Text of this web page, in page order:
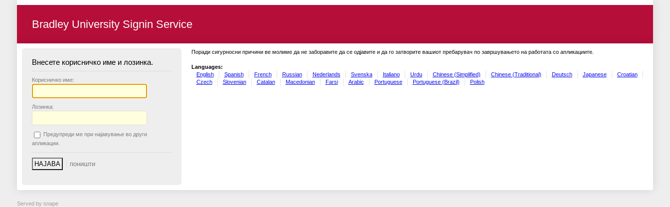
Bradley University Signin Service
Внесете корисничко име и лозинка.
Корисничко име:
Лозинка:
Предупреди ме при најавување во други
апликации.
Поради сигурносни причини ве молиме да не заборавите да се одјавите и да го затворите вашиот пребарувач по завршувањето на работата со апликациите.
Languages:
English
Spanish French Russian Nederlands Svenska Italiano Urdu Chinese (Simplified) Chinese (Traditional) Deutsch Japanese
Croatian
Czech
Slovenian Catalan Macedonian Farsi Arabic Portuguese Portuguese (Brazil) Polish
Served by snape